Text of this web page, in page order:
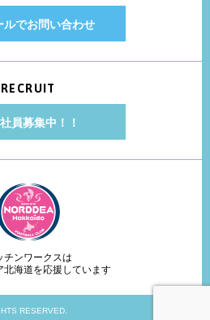
ルでお問い合わせ
RECRUIT
員募集中！！
チンワークスは
北海道を応援しています
RESERVED.